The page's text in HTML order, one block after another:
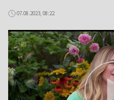
07.08.2023, 08:22